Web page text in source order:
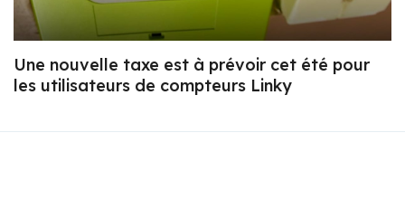
Une nouvelle taxe est à prévoir cet été pour
les utilisateurs de compteurs Linky